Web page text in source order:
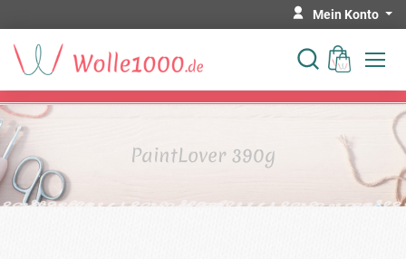
Mein Konto
PaintLover 390g